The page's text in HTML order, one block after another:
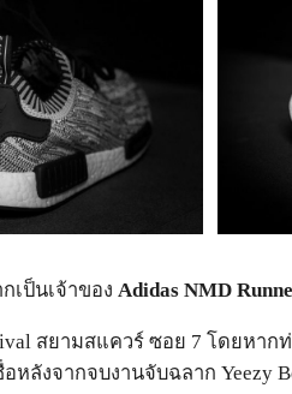
เป็นเจ้าของ Adidas NMD
สยามสแควร์ ซอย 7 โดยหาก
ลังจากจบงานจับฉลาก Yeezy